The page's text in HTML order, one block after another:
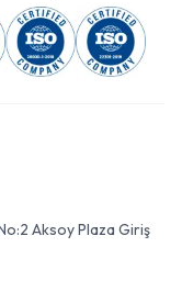
Aksoy Plaza Giriş